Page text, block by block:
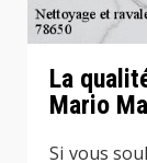
La
Mario
Si vous